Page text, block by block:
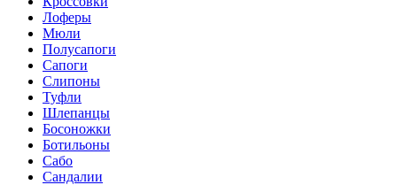
Лоферы
Мюли
Полусапоги
Сапоги
Слипоны
Туфли
Шлепанцы
Босоножки
Ботильоны
Сабо
Сандалии